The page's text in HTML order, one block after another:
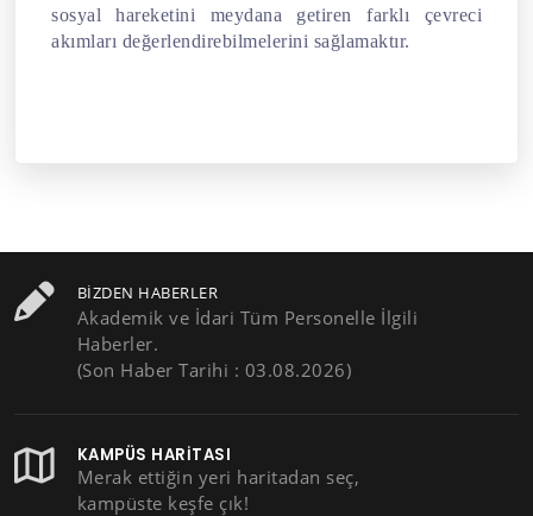
sosyal hareketini meydana getiren farklı çevreci
akımları değerlendirebilmelerini sağlamaktır.
BIZDEN HABERLER
Akademik ve İdari Tüm Personelle İlgili
Haberler.
(Son Haber Tarihi : 03.08.2026)
KAMPÜS HARITASI
Merak ettiğin yeri haritadan seç,
kampüste keşfe çık!